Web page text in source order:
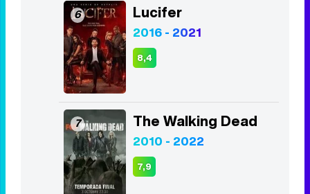
5 La Casa de Papel
8,5
6 Lucifer